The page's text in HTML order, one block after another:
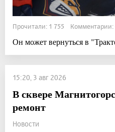
Прочитали: 1 755 Комментарии:
Он может вернуться в
15:20, 3 авг 2026
В сквере
ремонт
Новости